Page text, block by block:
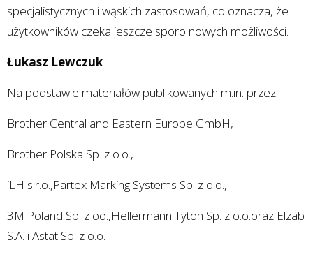
specjalistycznych i wąskich zastosowań, co oznacza, że
użytkowników czeka jeszcze sporo nowych możliwości.
Łukasz Lewczuk
Na podstawie materiałów publikowanych m.in. przez:
Brother Central and Eastern Europe GmbH,
Brother Polska Sp. z o.o.,
iLH s.r.o.,Partex Marking Systems Sp. z o.o.,
3M Poland Sp. z oo.,Hellermann Tyton Sp. z o.o.oraz Elzab
S.A. i Astat Sp. z o.o.